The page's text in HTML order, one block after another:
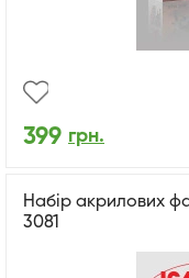
399 грн.
Набір акрилових
3081